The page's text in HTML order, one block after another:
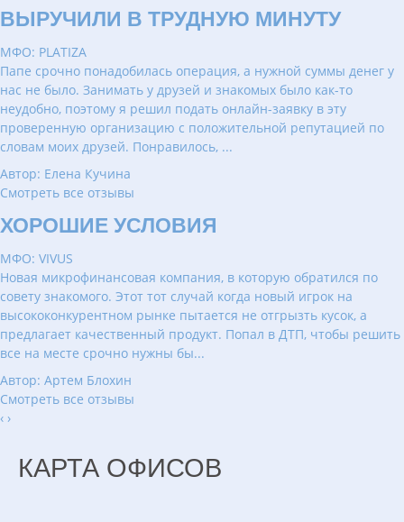
ВЫРУЧИЛИ В ТРУДНУЮ МИНУТУ
МФО: PLATIZA
Папе срочно понадобилась операция, а нужной суммы денег у
нас не было. Занимать у друзей и знакомых было как-то
неудобно, поэтому я решил подать онлайн-заявку в эту
проверенную организацию с положительной репутацией по
словам моих друзей. Понравилось, ...
Автор: Елена Кучина
Смотреть все отзывы
ХОРОШИЕ УСЛОВИЯ
МФО: VIVUS
Новая микрофинансовая компания, в которую обратился по
совету знакомого. Этот тот случай когда новый игрок на
высококонкурентном рынке пытается не отгрызть кусок, а
предлагает качественный продукт. Попал в ДТП, чтобы решить
все на месте срочно нужны бы...
Автор: Артем Блохин
Смотреть все отзывы
‹ ›
КАРТА ОФИСОВ